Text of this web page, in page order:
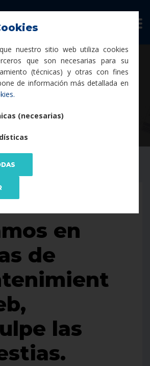
nuestro sitio web utiliza cookies
que son necesarias para su
(técnicas) y otras con fines
de información más detallada en
(necesarias)
Frecuentes
en
de
las